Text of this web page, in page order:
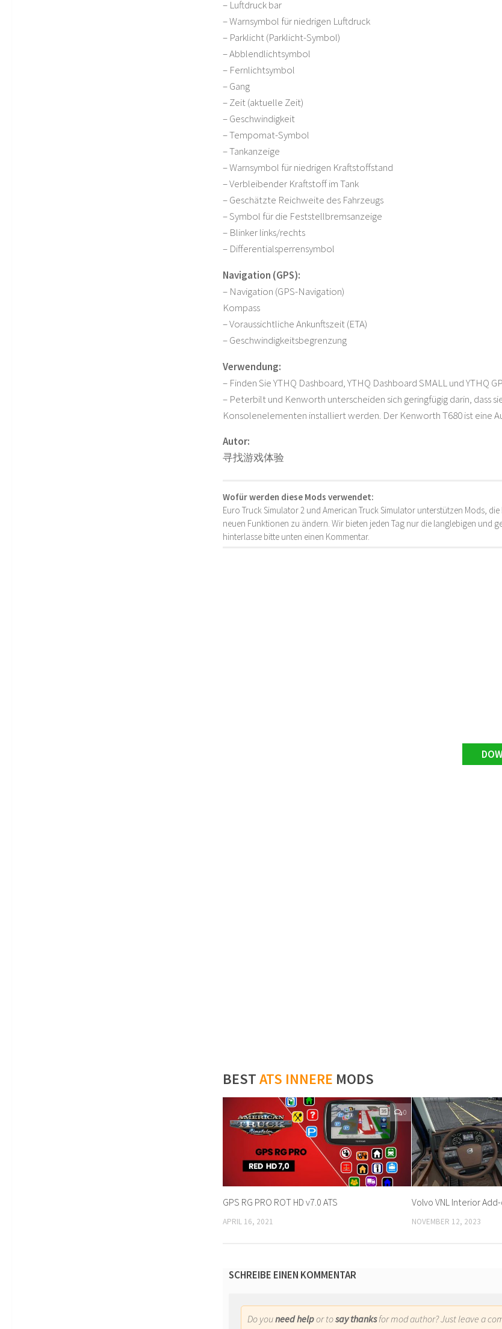
– Luftdruck bar
– Warnsymbol für niedrigen Luftdruck
– Parklicht (Parklicht-Symbol)
– Abblendlichtsymbol
– Fernlichtsymbol
– Gang
– Zeit (aktuelle Zeit)
– Geschwindigkeit
– Tempomat-Symbol
– Tankanzeige
– Warnsymbol für niedrigen Kraftstoffstand
– Verbleibender Kraftstoff im Tank
– Geschätzte Reichweite des Fahrzeugs
– Symbol für die Feststellbremsanzeige
– Blinker links/rechts
– Differentialsperrensymbol
Navigation (GPS):
– Navigation (GPS-Navigation)
Kompass
– Voraussichtliche Ankunftszeit (ETA)
– Geschwindigkeitsbegrenzung
Verwendung:
– Finden Sie YTHQ Dashboard, YTHQ Dashboard SMALL und YTHQ
– Peterbilt und Kenworth unterscheiden sich geringfügig darin, dass
Konsolenelementen installiert werden. Der Kenworth T680 ist eine
Autor:
寻找游戏体验
Wofür werden diese Mods verwendet:
Euro Truck Simulator 2 und American Truck Simulator unterstützen Mods,
neuen Funktionen zu ändern. Wir bieten jeden Tag nur die langlebigen und
hinterlasse bitte unten einen Kommentar.
BESTATS INNERE MODS
0
GPS RG PRO ROT HD v7.0 ATS
APRIL 16, 2021
Volvo VNL Interior Add-
NOVEMBER 12, 2023
SCHREIBE EINEN KOMMENTAR
Do youneed helpor tosay thanksfor mod author? Just leave a